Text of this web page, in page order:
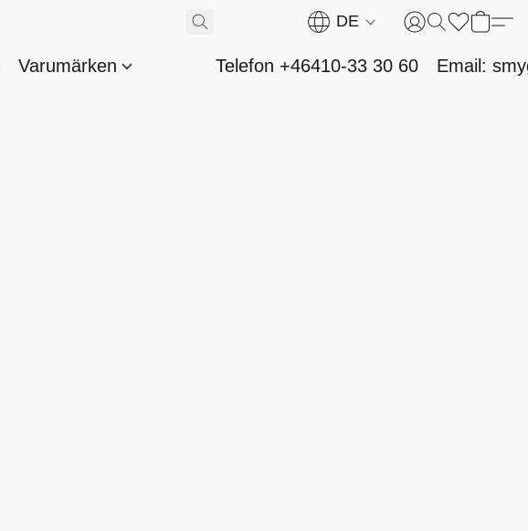
DE
Varumärken Telefon +46410-33 30 60 Email: